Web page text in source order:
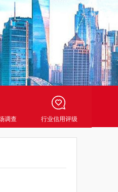
调查 行业信用评级